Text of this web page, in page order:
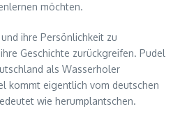
möchten.
ihre Persönlichkeit zu
Geschichte zurückgreifen. Pudel
als Wasserholer
kommt eigentlich vom deutschen
wie herumplantschen.